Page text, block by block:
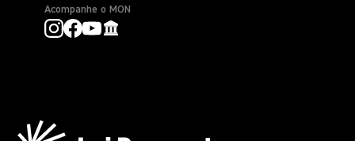
Acompanhe o MON